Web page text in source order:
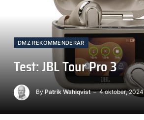
DMZ REKOMMENDERAR
Test: JBL Tour Pro 3
By Patrik Wahlqvist 4 oktober, 2024